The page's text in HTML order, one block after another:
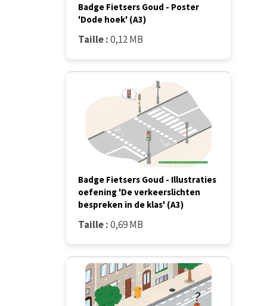
Badge Fietsers Goud - Poster
'Dode hoek' (A3)
Taille :0,12 MB
Badge Fietsers Goud - Illustraties
oefening 'De verkeerslichten
bespreken in de klas' (A3)
Taille :0,69 MB